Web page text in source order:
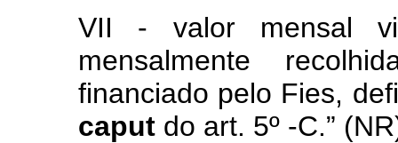
VII - valor mensal
mensalmente
financiado pelo Fies,
caput do art. 5º -C.”